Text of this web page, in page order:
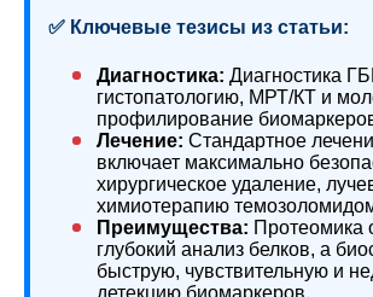
✅ Ключевые тезисы из статьи:
Диагностика: Диагностика
гистопатологию, МРТ/КТ и
профилирование
Лечение: Стандартное
включает максимально
хирургическое удаление,
химиотерапию
Преимущества: Протеомика
глубокий анализ белков, а
быструю, чувствительную и
детекцию биомаркеров.